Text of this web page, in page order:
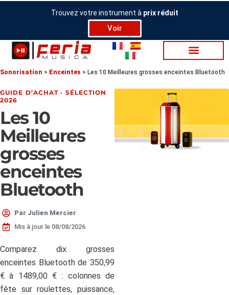
Aller
Trouvez votre instrument à prix réduit
Voir
So­no­ri­sa­tion > Enceintes > Les 10 Meilleures grosses enceintes Bluetooth
GUIDE D’ACHAT · SÉLECTION
2026
Les 10
Meilleures
grosses
enceintes
Bluetooth
Par Julien Mercier
Mis à jour le 08/08/2026
Comparez dix grosses
enceintes Bluetooth de 350,99
€ à 1489,00 € : colonnes de
fête sur roulettes, puissance,